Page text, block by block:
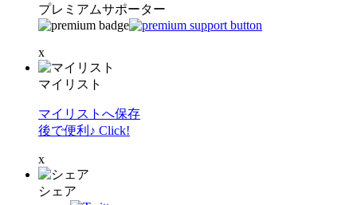
プレミアムサポーター
x
マイリスト
マイリストへ保存
後で便利♪ Click!
x
シェア